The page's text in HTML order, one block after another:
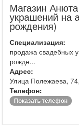
Магазин
украшений на
рождения)
Специализация:
продажа свадебных
рожде...
Адрес:
Улица Полежаева,
Телефон:
Показать телефон